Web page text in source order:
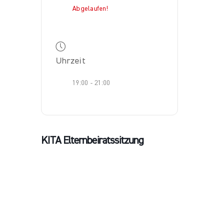
Abgelaufen!
Uhrzeit
19:00 - 21:00
KITA Elternbeiratssitzung